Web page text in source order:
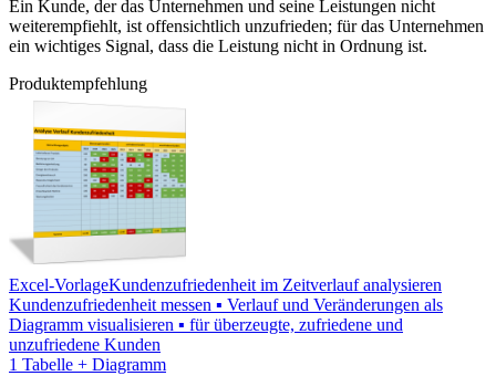
Ein Kunde, der das Unternehmen und seine Leistungen nicht
weiterempfiehlt, ist offensichtlich unzufrieden; für das Unternehmen
ein wichtiges Signal, dass die Leistung nicht in Ordnung ist.
Produktempfehlung
Excel-VorlageKundenzufriedenheit im Zeitverlauf analysieren
Kundenzufriedenheit messen ▪ Verlauf und Veränderungen als
Diagramm visualisieren ▪ für überzeugte, zufriedene und
unzufriedene Kunden
1 Tabelle + Diagramm